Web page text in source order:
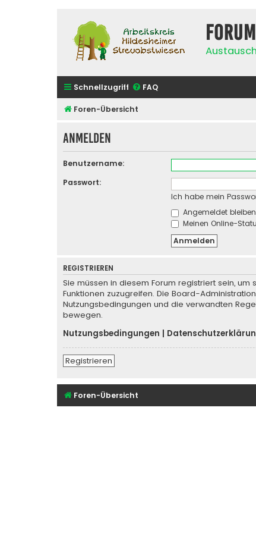
Schnellzugriff FAQ
Foren-Übersicht
Anmelden
Benutzername:
Passwort:
Ich habe mein
Angemeldet bleiben
Meinen Online-
REGISTRIEREN
Sie müssen in diesem Forum registriert sein,
Funktionen zuzugreifen. Die Board-
Nutzungsbedingungen und die verwandten
bewegen.
Nutzungsbedingungen
Registrieren
Foren-Übersicht